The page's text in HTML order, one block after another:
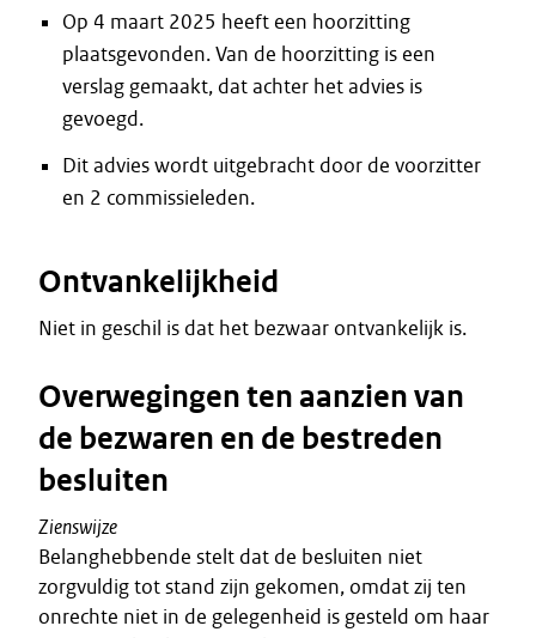
Op 4 maart 2025 heeft een hoorzitting
plaatsgevonden. Van de hoorzitting is een
verslag gemaakt, dat achter het advies is
gevoegd.
Dit advies wordt uitgebracht door de voorzitter
en 2 commissieleden.
Ontvankelijkheid
Niet in geschil is dat het bezwaar ontvankelijk is.
Overwegingen ten aanzien van
de bezwaren en de bestreden
besluiten
Zienswijze
Belanghebbende stelt dat de besluiten niet
zorgvuldig tot stand zijn gekomen, omdat zij ten
onrechte niet in de gelegenheid is gesteld om haar